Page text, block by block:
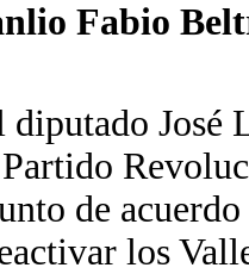
Fabio
diputado
de
los